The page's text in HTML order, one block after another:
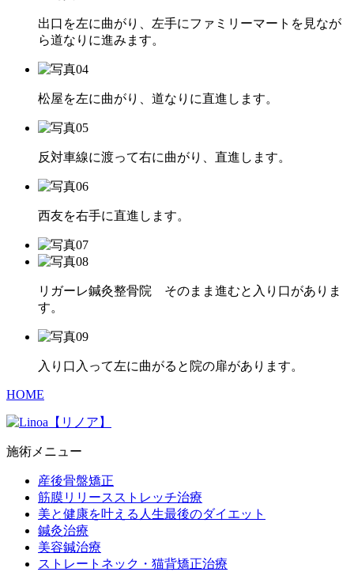
出口を左に曲がり、左手にファミリーマートを見なが
ら道なりに進みます。
松屋を左に曲がり、道なりに直進します。
反対車線に渡って右に曲がり、直進します。
西友を右手に直進します。
リガーレ鍼灸整骨院 そのまま進むと入り口がありま
す。
入り口入って左に曲がると院の扉があります。
HOME
施術メニュー
産後骨盤矯正
筋膜リリースストレッチ治療
美と健康を叶える人生最後のダイエット
鍼灸治療
美容鍼治療
ストレートネック・猫背矯正治療